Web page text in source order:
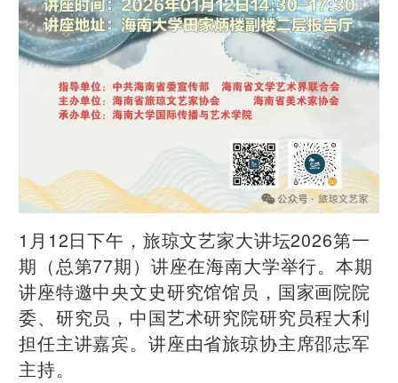
1月12日下午，旅琼文艺家大讲坛2026第一
期（总第77期）讲座在海南大学举行。本期
讲座特邀中央文史研究馆馆员，国家画院院
委、研究员，中国艺术研究院研究员程大利
担任主讲嘉宾。讲座由省旅琼协主席邵志军
主持。